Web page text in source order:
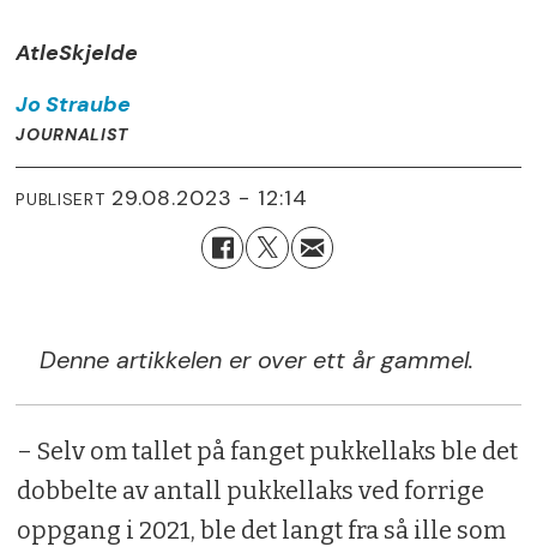
AtleSkjelde
JoStraube
JOURNALIST
PUBLISERT 29.08.2023 - 12:14
Denne artikkelen er over ett år gammel.
– Selv om tallet på fanget pukkellaks ble det
dobbelte av antall pukkellaks ved forrige
oppgang i 2021, ble det langt fra så ille som